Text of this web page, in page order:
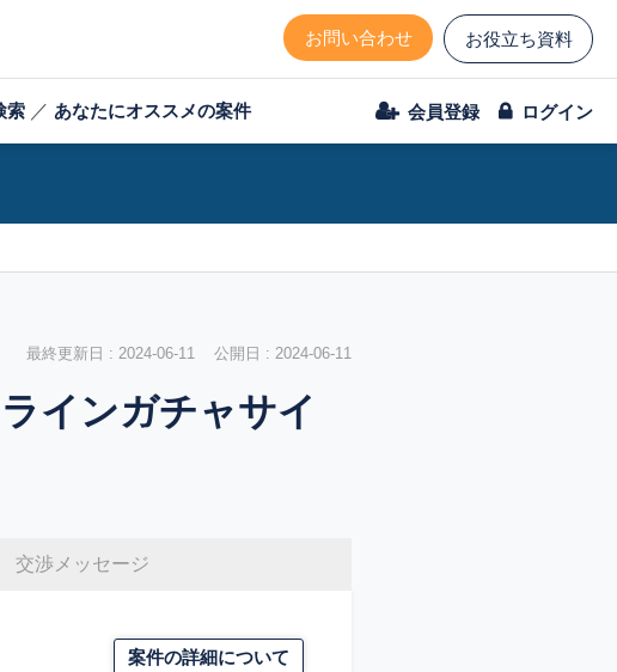
お問い合わせ お役立ち資料
索 ／ あなたにオススメの案件 会員登録 ログイン
最終更新日 : 2024-06-11 公開日 : 2024-06-11
インガチャサイ
交渉メッセージ
案件の詳細について